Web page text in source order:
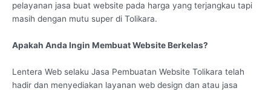
pelayanan jasa buat website pada harga yang terjangkau tapi
masih dengan mutu super di Tolikara.
Apakah Anda Ingin Membuat Website Berkelas?
Lentera Web selaku Jasa Pembuatan Website Tolikara telah
hadir dan menyediakan layanan web design dan atau jasa